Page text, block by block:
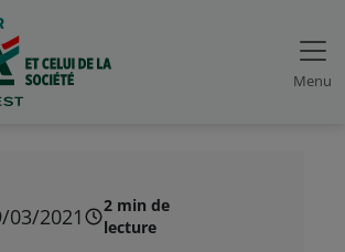
Menu
03/2021
2 min de
lecture